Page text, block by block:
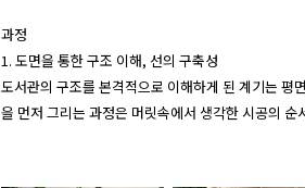
과정
1. 도면을 통한 구조 이해, 선의 구축성
도서관의 구조를 본격적으로 이해하게 된 계기는 평
을 먼저 그리는 과정은 머릿속에서 생각한 시공의 순